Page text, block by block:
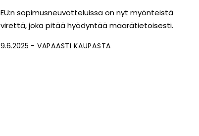
EU:n sopimusneuvotteluissa on nyt myönteistä
virettä, joka pitää hyödyntää määrätietoisesti.
9.6.2025 VAPAASTI KAUPASTA